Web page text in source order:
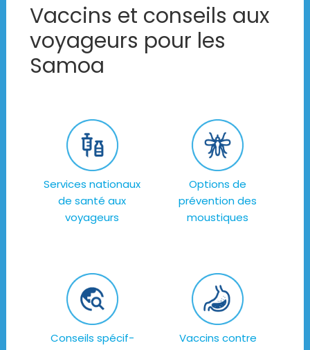
Vaccins et conseils aux
voyageurs pour les
Samoa
Services nationaux
de santé aux
voyageurs
Options de
prévention des
moustiques
Conseils spécif-
Vaccins contre